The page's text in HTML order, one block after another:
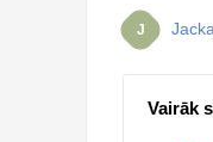
J Jacka
Vairāk